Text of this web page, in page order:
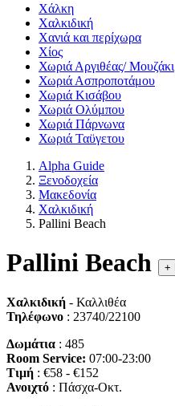
Χάλκη
Χαλκιδική
Χανιά και περίχωρα
Χίος
Χωριά Αργιθέας/ Μουζάκι
Χωριά Ασπροποτάμου
Χωριά Κισάβου
Χωριά Ολύμπου
Χωριά Πάρνωνα
Χωριά Ταϋγετου
Alpha Guide
Ξενοδοχεία
Μακεδονία
Χαλκιδική
Pallini Beach
Pallini Beach +
Χαλκιδική - Καλλιθέα
Τηλέφωνο : 23740/22100
Δωμάτια : 485
Room Service: 07:00-23:00
Τιμή : €58 - €152
Ανοιχτό : Πάσχα-Οκτ.